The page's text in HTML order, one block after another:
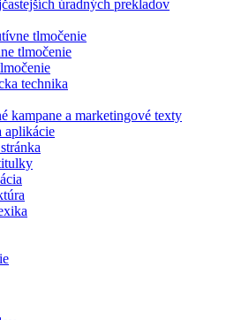
úradných prekladov
tlmočenie
tlmočenie
technika
kampane a marketingové texty
aplikácie